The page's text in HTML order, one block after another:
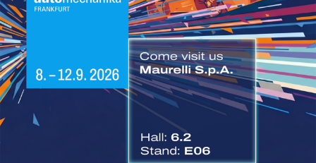
nuova offerta non solo amplia la gamma di prodotti
dell’azienda, ma risponde anche alle esigenze di un
mercato in evoluzione, sempre più orientato verso la
sostenibilità e l’accessibilità.
Grazie alla sua esperienza nella produzione di autobus
elettrici urbani e alla crescente domanda di soluzioni di
trasporto ecologiche, Karsan ha tutte le carte in regola
per diventare un protagonista di primo piano nel